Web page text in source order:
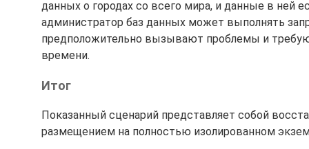
данных о городах со всего мира, и данные в ней
администратор баз данных может выполнять
предположительно вызывают проблемы и
времени.
Итог
Показанный сценарий представляет собой
размещением на полностью изолированном